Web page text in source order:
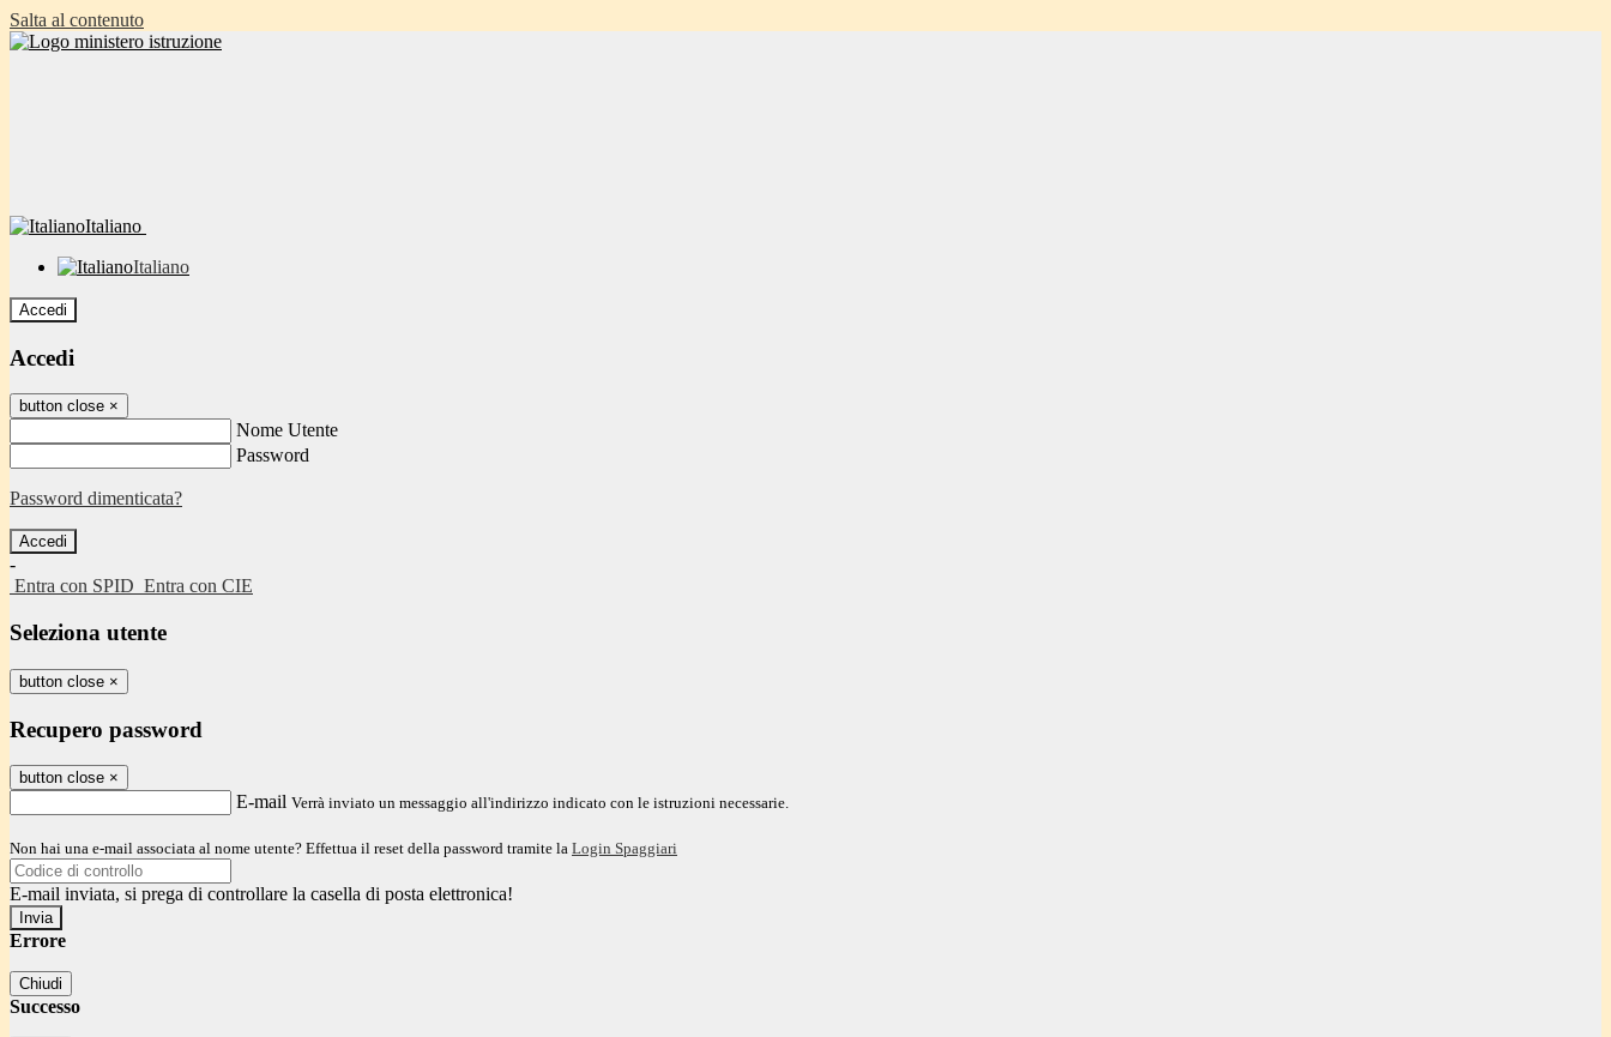
Salta al contenuto
Italiano
Italiano
Accedi
Accedi
button close ×
Nome Utente
Password
Password dimenticata?
-
Entra con SPID Entra con CIE
Seleziona utente
button close ×
Recupero password
button close ×
E-mail Verrà inviato un messaggio all'indirizzo indicato con le istruzioni necessarie.
Non hai una e-mail associata al nome utente? Effettua il reset della password tramite la Login Spaggiari
E-mail inviata, si prega di controllare la casella di posta elettronica!
Errore
Chiudi
Successo